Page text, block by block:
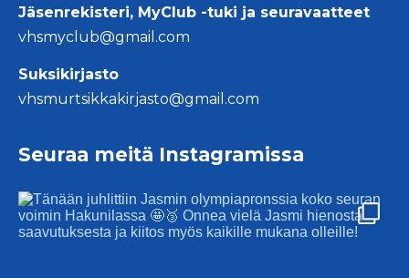
Jäsenrekisteri, MyClub -tuki ja seuravaatteet
vhsmyclub@gmail.com
Suksikirjasto
vhsmurtsikkakirjasto@gmail.com
Seuraa meitä Instagramissa